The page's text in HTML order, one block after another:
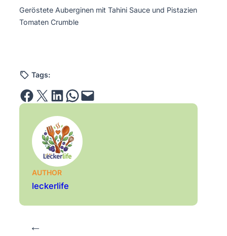
Geröstete Auberginen mit Tahini Sauce und Pistazien
Tomaten Crumble
Tags:
Share on Facebook Email this Page Share on LinkedIn Share on WhatsApp Email this Page
AUTHOR
leckerlife
←